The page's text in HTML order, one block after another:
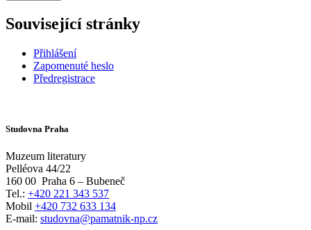
Související stránky
Přihlášení
Zapomenuté heslo
Předregistrace
Studovna Praha
Muzeum literatury
Pelléova 44/22
160 00 Praha 6 – Bubeneč
Tel.: +420 221 343 537
Mobil +420 732 633 134
E-mail: studovna@pamatnik-np.cz